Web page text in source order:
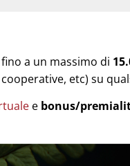
a un massimo di
etc) su
e bonus/